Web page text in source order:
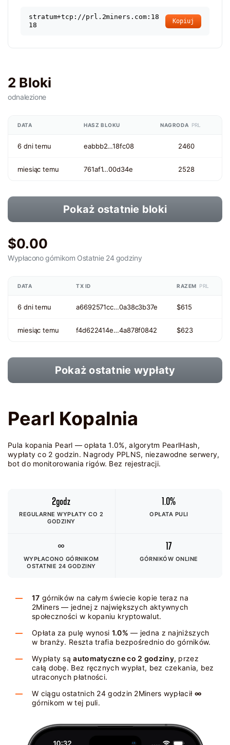
stratum+tcp://prl.2miners.com:18
18
Kopiuj
2 Bloki
odnalezione
DATA HASZ BLOKU NAGRODA PRL
6 dni temu eabbb2…18fc08 2460
miesiąc temu 761af1…00d34e 2528
Pokaż ostatnie bloki
$0.00
Wypłacono górnikom Ostatnie 24 godziny
DATA TX ID RAZEM PRL
6 dni temu a6692571cc…0a38c3b37e $615
miesiąc temu f4d622414e…4a878f0842 $623
Pokaż ostatnie wypłaty
Pearl Kopalnia
Pula kopania Pearl — opłata 1.0%, algorytm PearlHash,
wypłaty co 2 godzin. Nagrody PPLNS, niezawodne serwery,
bot do monitorowania rigów. Bez rejestracji.
2godz
REGULARNE WYPŁATY CO 2
GODZINY
1.0%
OPŁATA PULI
∞
WYPŁACONO GÓRNIKOM
OSTATNIE 24 GODZINY
17
GÓRNIKÓW ONLINE
17 górników na całym świecie kopie teraz na
2Miners — jednej z największych aktywnych
społeczności w kopaniu kryptowalut.
Opłata za pulę wynosi 1.0% — jedna z najniższych
w branży. Reszta trafia bezpośrednio do górników.
Wypłaty sąautomatyczne co 2 godziny, przez
całą dobę. Bez ręcznych wypłat, bez czekania, bez
utraconych płatności.
W ciągu ostatnich 24 godzin 2Miners wypłacił ∞
górnikom w tej puli.